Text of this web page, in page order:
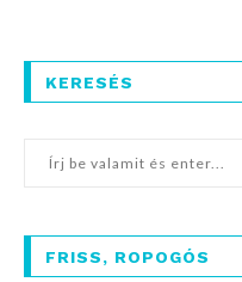
KERESÉS
FRISS, ROPOGÓS